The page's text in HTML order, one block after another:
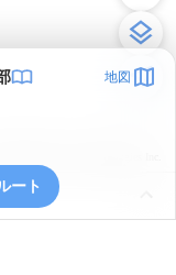
地図
ート